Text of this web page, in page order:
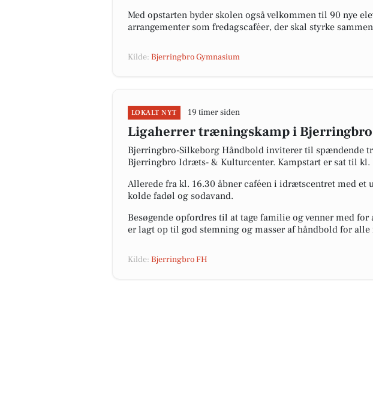
Med opstarten byder skolen også velkommen til 90 nye
arrangementer som fredagscaféer, der skal styrke
Kilde: Bjerringbro Gymnasium
LOKALT NYT 19 timer siden
Ligaherrer træningskamp i Bjerringbro
Bjerringbro-Silkeborg Håndbold inviterer til spændende
Bjerringbro Idræts- & Kulturcenter. Kampstart er sat til kl.
Allerede fra kl. 16.30 åbner caféen i idrætscentret med
kolde fadøl og sodavand.
Besøgende opfordres til at tage familie og venner med
er lagt op til god stemning og masser af håndbold for alle
Kilde: Bjerringbro FH